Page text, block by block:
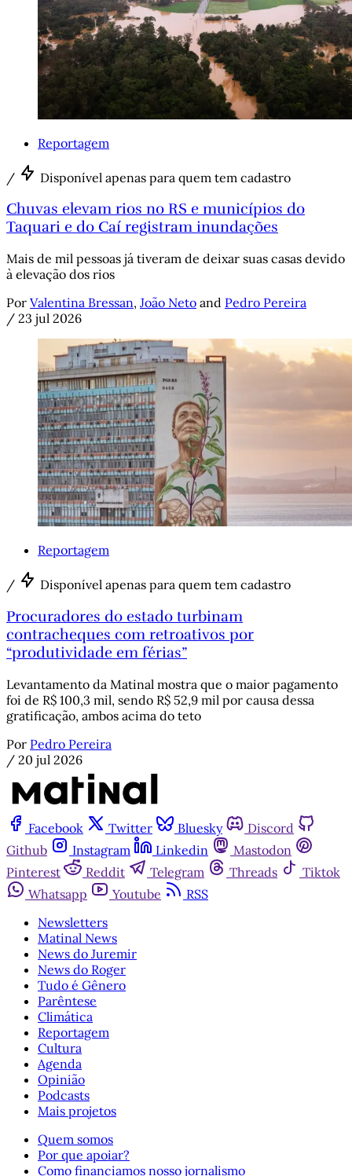
Reportagem
/ Disponível apenas para quem tem cadastro
Chuvas elevam rios no RS e municípios do
Taquari e do Caí registram inundações
Mais de mil pessoas já tiveram de deixar suas casas devido
à elevação dos rios
Por Valentina Bressan, João Neto and Pedro Pereira
/ 23 jul 2026
Reportagem
/ Disponível apenas para quem tem cadastro
Procuradores do estado turbinam
contracheques com retroativos por
“produtividade em férias”
Levantamento da Matinal mostra que o maior pagamento
foi de R$ 100,3 mil, sendo R$ 52,9 mil por causa dessa
gratificação, ambos acima do teto
Por Pedro Pereira
/ 20 jul 2026
Facebook Twitter Bluesky
Discord
Github
Instagram Linkedin
Mastodon
Pinterest
Reddit Telegram Threads
Tiktok
Whatsapp
Youtube
RSS
Newsletters
Matinal News
News do Juremir
News do Roger
Tudo é Gênero
Parêntese
Climática
Reportagem
Cultura
Agenda
Opinião
Podcasts
Mais projetos
Quem somos
Por que apoiar?
Como financiamos nosso jornalismo